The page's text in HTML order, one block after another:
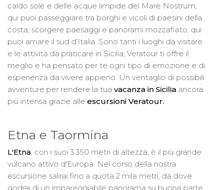
caldo sole e delle acque limpide del Mare Nostrum,
qui puoi passeggiare tra borghi e vicoli di paesini della
costa, scorgere paesaggi e panorami mozzafiato, qui
puoi amare il sud d’Italia. Sono tanti i luoghi da visitare
e le attività da praticare in Sicilia; Veratour ti offre il
meglio e ha pensato per te ogni tipo di emozione e di
esperienza da vivere appieno. Un ventaglio di possibili
avventure per rendere la tua vacanza in Sicilia ancora
più intensa grazie alle escursioni Veratour.
Etna e Taormina
L'Etna , con i suoi 3.350 metri di altezza, è il più grande
vulcano attivo d'Europa. Nel corso della nostra
escursione salirai fino a quota 2 mila metri, da dove
godrai di un impareggiabile panorama su buona parte